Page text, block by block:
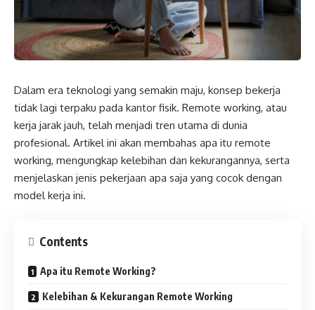
Dalam era teknologi yang semakin maju, konsep bekerja
tidak lagi terpaku pada kantor fisik. Remote working, atau
kerja jarak jauh, telah menjadi tren utama di dunia
profesional. Artikel ini akan membahas apa itu remote
working, mengungkap kelebihan dan kekurangannya, serta
menjelaskan jenis pekerjaan apa saja yang cocok dengan
model kerja ini.
Contents
Apa itu Remote Working?
Kelebihan & Kekurangan Remote Working